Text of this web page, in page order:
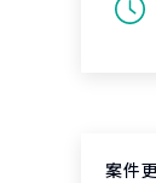
案件